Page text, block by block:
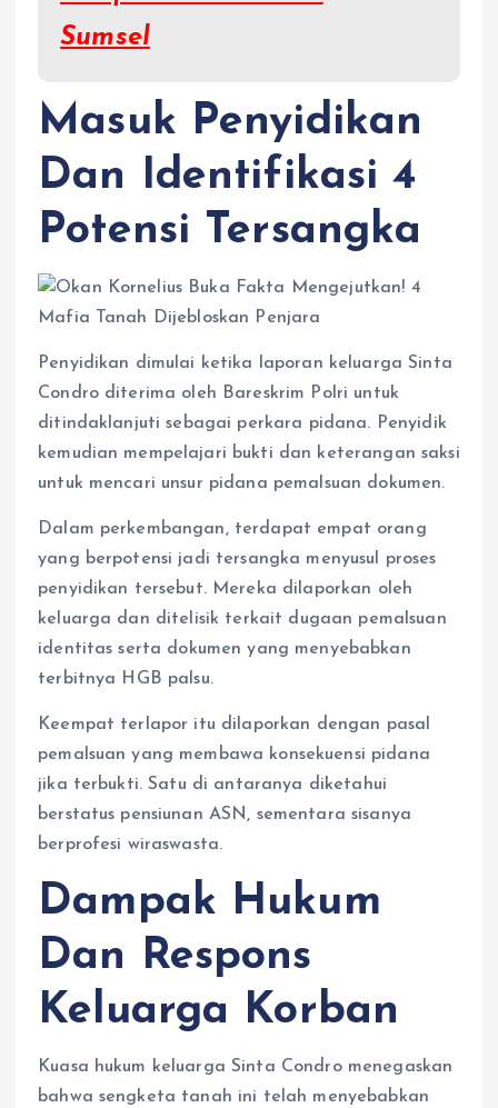
Sumsel
Masuk Penyidikan
Dan Identifikasi 4
Potensi Tersangka
Penyidikan dimulai ketika laporan keluarga Sinta
Condro diterima oleh Bareskrim Polri untuk
ditindaklanjuti sebagai perkara pidana. Penyidik
kemudian mempelajari bukti dan keterangan saksi
untuk mencari unsur pidana pemalsuan dokumen.
Dalam perkembangan, terdapat empat orang
yang berpotensi jadi tersangka menyusul proses
penyidikan tersebut. Mereka dilaporkan oleh
keluarga dan ditelisik terkait dugaan pemalsuan
identitas serta dokumen yang menyebabkan
terbitnya HGB palsu.
Keempat terlapor itu dilaporkan dengan pasal
pemalsuan yang membawa konsekuensi pidana
jika terbukti. Satu di antaranya diketahui
berstatus pensiunan ASN, sementara sisanya
berprofesi wiraswasta.
Dampak Hukum
Dan Respons
Keluarga Korban
Kuasa hukum keluarga Sinta Condro menegaskan
bahwa sengketa tanah ini telah menyebabkan